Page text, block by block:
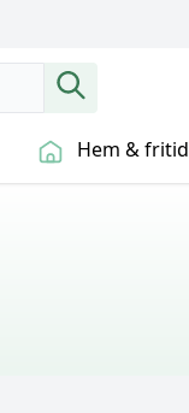
Hem & fritid